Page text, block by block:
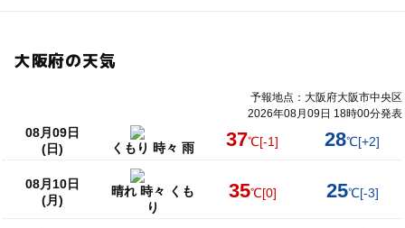
大阪府の天気
予報地点：大阪府大阪市中央区
2026年08月09日 18時00分発表
08月09日
(日)
くもり 時々 雨 37℃[-1] 28℃[+2]
08月10日
(月)
晴れ 時々 くも
り
35℃[0] 25℃[-3]